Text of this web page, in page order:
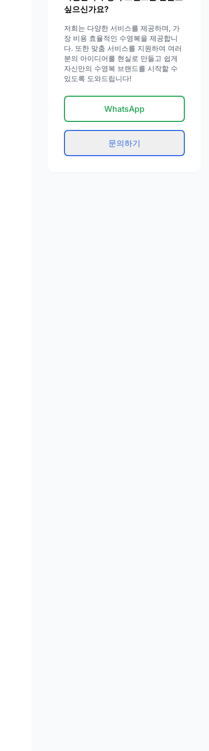
싶으신가요?
저희는 다양한 서비스를 제공하며, 가
장 비용 효율적인 수영복을 제공합니
다. 또한 맞춤 서비스를 지원하여 여러
분의 아이디어를 현실로 만들고 쉽게
자신만의 수영복 브랜드를 시작할 수
있도록 도와드립니다!
WhatsApp
문의하기